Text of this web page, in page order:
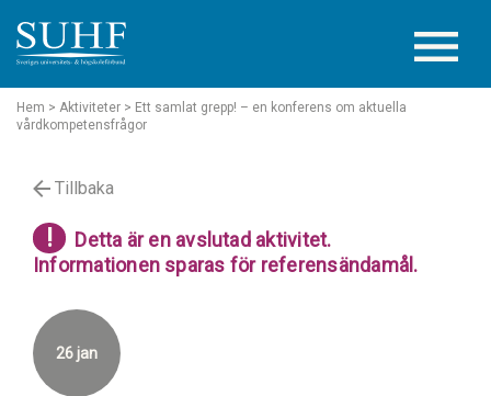
Hem > Aktiviteter > Ett samlat grepp! – en konferens om aktuella
vårdkompetensfrågor
Tillbaka
!
Detta är en avslutad aktivitet.
Informationen sparas för referensändamål.
26 jan